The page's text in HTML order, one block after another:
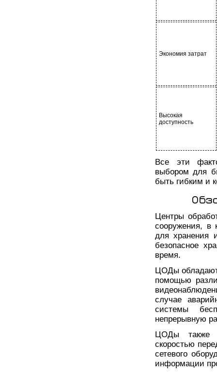
Экономия затрат
Высокая
доступность
Все эти
выбором для
быть гибким и
Центры
сооружения, в
для хранения
безопасное
время.
ЦОДы
помощью
случае
системы
непрерывную
ЦОДы также
скоростью
сетевого
информации